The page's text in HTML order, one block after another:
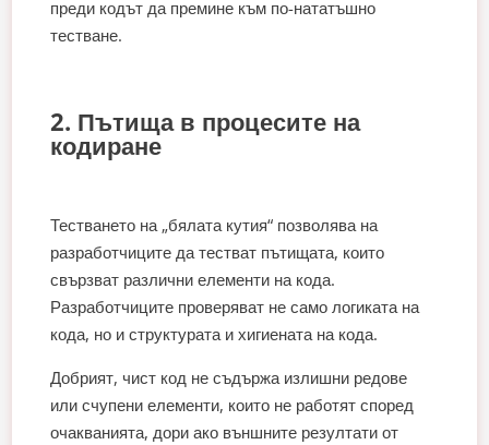
преди кодът да премине към по-нататъшно
тестване.
2. Пътища в процесите на
кодиране
Тестването на „бялата кутия“ позволява на
разработчиците да тестват пътищата, които
свързват различни елементи на кода.
Разработчиците проверяват не само логиката на
кода, но и структурата и хигиената на кода.
Добрият, чист код не съдържа излишни редове
или счупени елементи, които не работят според
очакванията, дори ако външните резултати от